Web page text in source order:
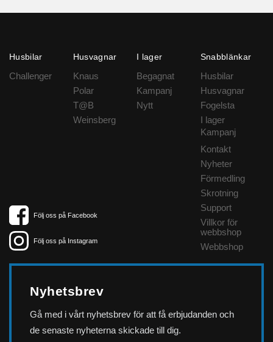
Husbilar
Challenger
Husvagnar
Knaus
Polar
T@B
Weinsberg
I lager
Begagnat
Kampanj
Nytt
Snabblänkar
Husbilar
Husvagnar
Fogelsta
I lager
Kampanj
Kontakt
Nyheter
Förmedling
Skrotning
Support
Villkor för
webbshop
Webbshop
Följ oss på Facebook
Följ oss på Instagram
Nyhetsbrev
Gå med i vårt nyhetsbrev för att få erbjudanden och
de senaste nyheterna skickade till dig.